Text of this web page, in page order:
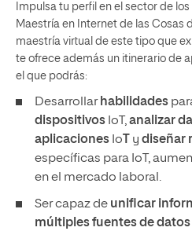
Impulsa tu perfil en el sector de
Maestría en Internet de las Cosas
maestría virtual de este tipo que
te ofrece además un itinerario de
el que podrás:
Desarrollarhabilidades
dispositivos IoT,analizar
aplicaciones Io y diseñar
específicas para IoT,
en el mercado laboral.
Ser capaz de unificar
múltiples fuentes de datos